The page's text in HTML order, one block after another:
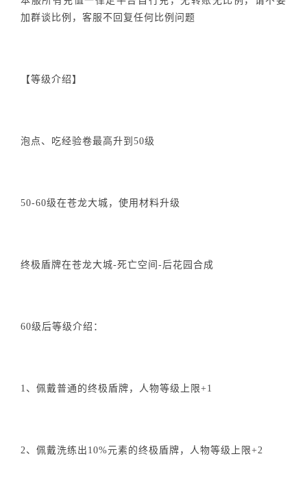
加群谈比例，客服不回复任何比例问题
【等级介绍】
泡点、吃经验卷最高升到50级
50-60级在苍龙大城，使用材料升级
终极盾牌在苍龙大城-死亡空间-后花园合成
60级后等级介绍：
1、佩戴普通的终极盾牌，人物等级上限+1
2、佩戴洗练出10%元素的终极盾牌，人物等级上限+2